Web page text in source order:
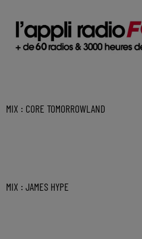
MIX : CORE TOMORROWLAND
MIX : JAMES HYPE